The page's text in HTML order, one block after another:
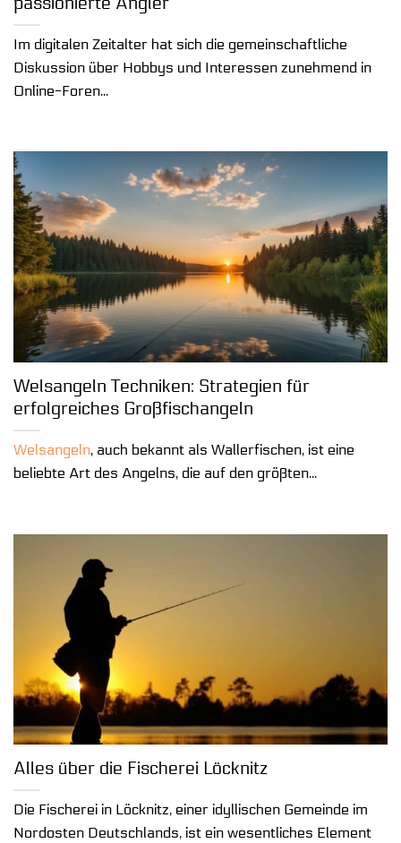
Im digitalen Zeitalter hat sich die gemeinschaftliche
Diskussion über Hobbys und Interessen zunehmend in
Online-Foren...
Welsangeln Techniken: Strategien für
erfolgreiches Großfischangeln
Welsangeln, auch bekannt als Wallerfischen, ist eine
beliebte Art des Angelns, die auf den größten...
Alles über die Fischerei Löcknitz
Die Fischerei in Löcknitz, einer idyllischen Gemeinde im
Nordosten Deutschlands, ist ein wesentliches Element